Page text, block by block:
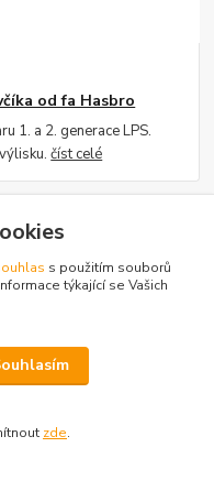
od fa Hasbro
1. a 2. generace LPS.
číst celé
od fa Hasbro
s použitím souborů
týkající se Vašich
zde.